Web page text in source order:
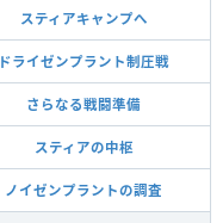
スティアキャンプへ
ドライゼンプラント制圧戦
さらなる戦闘準備
スティアの中枢
ノイゼンプラントの調査